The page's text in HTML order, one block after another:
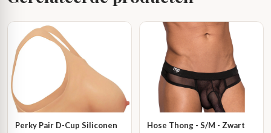
Perky Pair D-Cup Siliconen
Hose Thong - S/M - Zwart